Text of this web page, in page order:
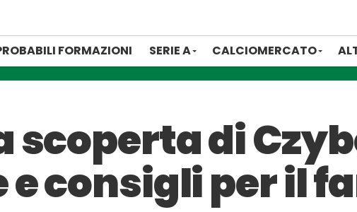
FORMAZIONI SERIE A CALCIOMERCATO
scoperta di
consigli per il